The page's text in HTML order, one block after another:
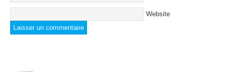
Website